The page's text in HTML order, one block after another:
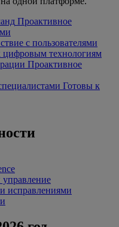
Проактивное
с пользователями
технологиям
Проактивное
Готовы к
исправлениями